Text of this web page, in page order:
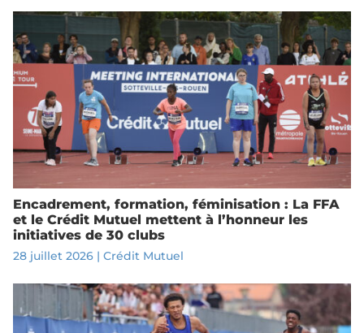
Encadrement, formation, féminisation : La FFA
et le Crédit Mutuel mettent à l’honneur les
initiatives de 30 clubs
28 juillet 2026| Crédit Mutuel